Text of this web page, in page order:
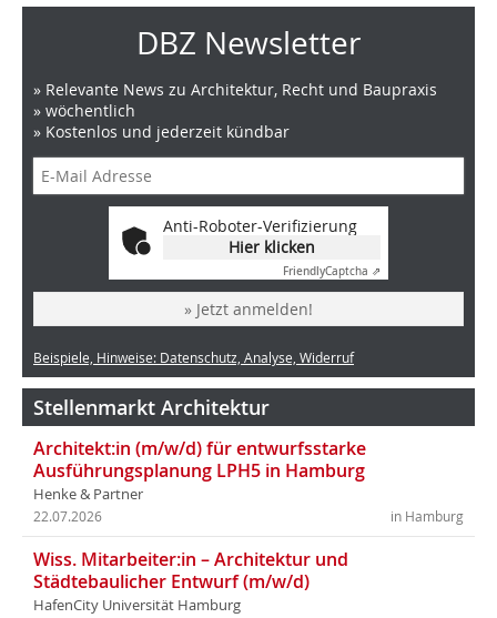
DBZ Newsletter
» Relevante News zu Architektur, Recht und Baupraxis
» wöchentlich
» Kostenlos und jederzeit kündbar
Anti-Roboter-Verifizierung
Hier klicken
FriendlyCaptcha ⇗
» Jetzt anmelden!
Beispiele, Hinweise: Datenschutz, Analyse, Widerruf
Stellenmarkt Architektur
Architekt:in (m/w/d) für entwurfsstarke
Ausführungsplanung LPH5 in Hamburg
Henke & Partner
in Hamburg
22.07.2026
Wiss. Mitarbeiter:in – Architektur und
Städtebaulicher Entwurf (m/w/d)
HafenCity Universität Hamburg